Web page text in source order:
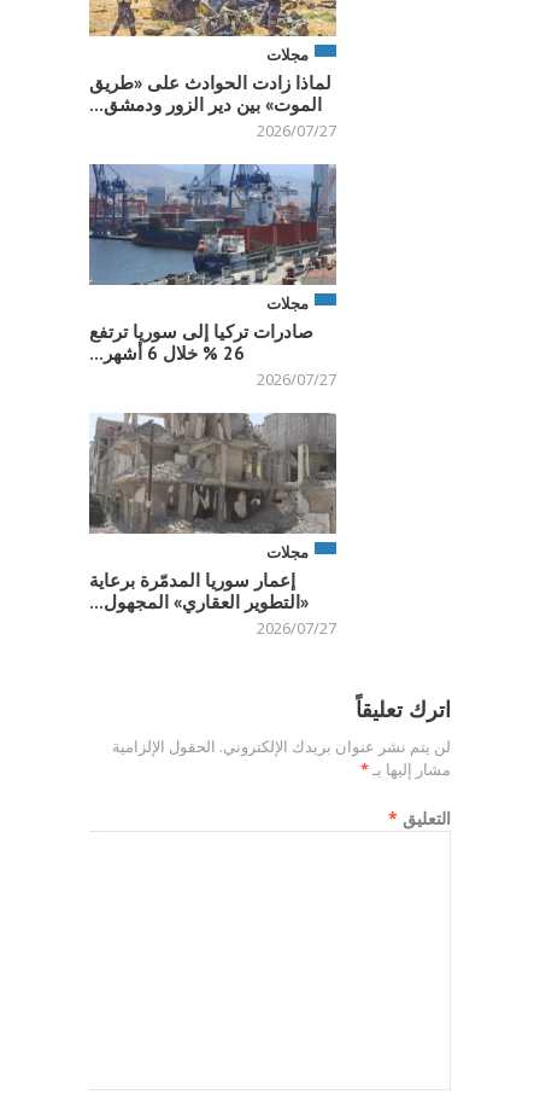
مجلات
لماذا زادت الحوادث على «طريق
الموت» بين دير الزور ودمشق...
2026/07/27
مجلات
صادرات تركيا إلى سوريا ترتفع
26 % خلال 6 أشهر...
2026/07/27
مجلات
إعمار سوريا المدمّرة برعاية
«التطوير العقاري» المجهول...
2026/07/27
اترك تعليقاً
لن يتم نشر عنوان بريدك الإلكتروني. الحقول الإلزامية
مشار إليها بـ*
التعليق *